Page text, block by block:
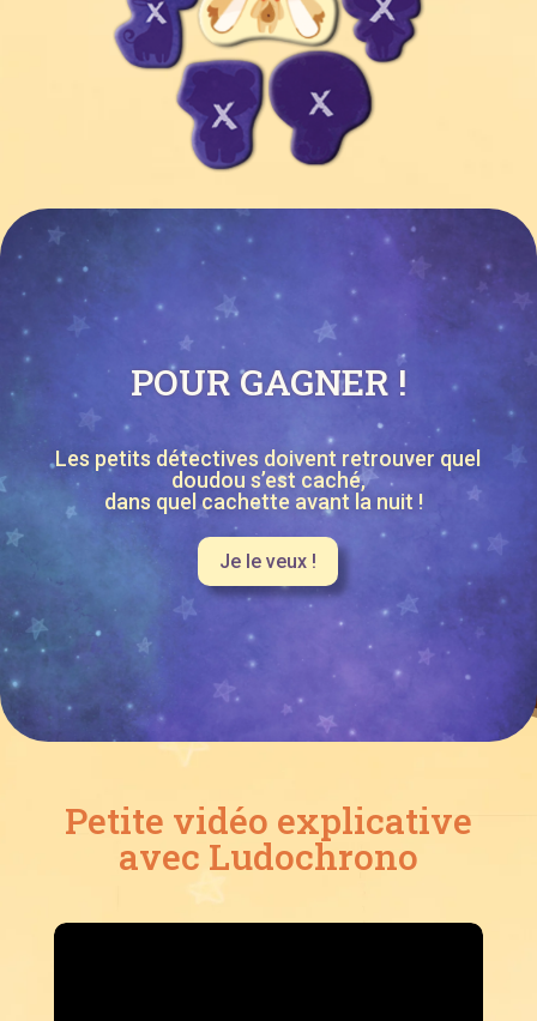
POUR GAGNER !
Les petits détectives doivent retrouver quel
doudou s’est caché,
dans quel cachette avant la nuit !
Je le veux !
Petite vidéo explicative
avec Ludochrono